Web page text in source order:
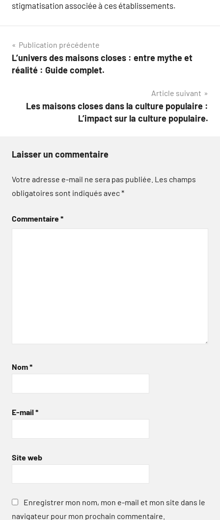
stigmatisation associée à ces établissements.
Navigation
de
Publication précédente
L’univers des maisons closes : entre mythe et
réalité : Guide complet.
Article suivant
Les maisons closes dans la culture populaire :
L’impact sur la culture populaire.
Laisser un commentaire
Votre adresse e-mail ne sera pas publiée. Les champs
obligatoires sont indiqués avec*
Commentaire*
Nom*
E-mail *
Site web
Enregistrer mon nom, mon e-mail et mon site dans le
navigateur pour mon prochain commentaire.